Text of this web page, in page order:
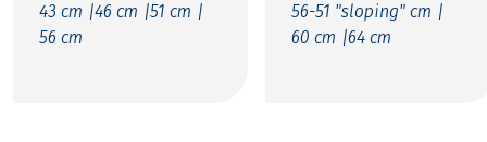
43 cm |46 cm |51 cm |
56 cm
56-51 "sloping" cm |
60 cm |64 cm